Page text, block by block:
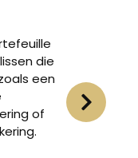
die
een
of